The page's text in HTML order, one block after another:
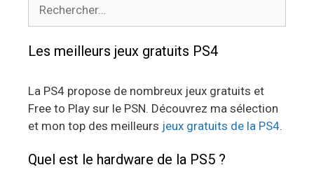
Les meilleurs jeux gratuits PS4
La PS4 propose de nombreux jeux gratuits et
Free to Play sur le PSN. Découvrez ma sélection
et mon top des meilleurs jeux gratuits de la PS4.
Quel est le hardware de la PS5 ?